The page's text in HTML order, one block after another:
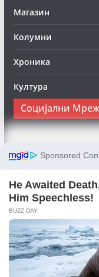
Магазин
Колумни
Хроника
Култура
Социјални
Следете нè на